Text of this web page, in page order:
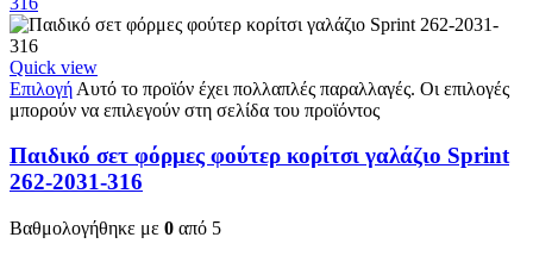
Quick view
Επιλογή Αυτό το προϊόν έχει πολλαπλές παραλλαγές. Οι επιλογές
μπορούν να επιλεγούν στη σελίδα του προϊόντος
Παιδικό σετ φόρμες φούτερ κορίτσι γαλάζιο Sprint
262-2031-316
Βαθμολογήθηκε με 0 από 5